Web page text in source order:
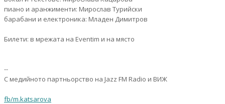
пиано и аранжименти: Мирослав Турийски
барабани и електроника: Младен Димитров
Билети: в мрежата на Eventim и на място
--
С медийното партньорство на Jazz FM Radio и ВИЖ
fb/m.katsarova